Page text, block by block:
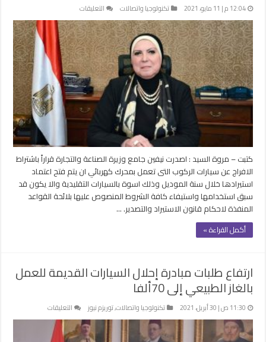
12:04 م | 11 مايو، 2021 تكنولوجيا واتصالات التعليقات
وزيرة
الصناعة
تصدر
قراراً
باشتراطات
الافراج
عن
سيارات
الركوب
الكهربائية
كتبت – مروة السيد : اصدرت نيفين جامع وزيرة الصناعة والتجارة قراراً باشتراط
الافراج عن سيارات الركوب التى تعمل بمحرك كهربائي ان يتم فتح اعتماد
استيرادها خلال سنة الموديل وذلك اسوة بالسيارات التقليدية والا يكون قد
سبق استخدامها واستيفاء كافة الشروط المنصوص عليها بلائحة القواعد
المنفذة لاحكام قانون الاستيراد والتصدير. …
أكمل القراءة »
ارتفاع طلبات مبادرة إحلال السيارات القديمة للعمل
بالغاز الطبيعي إلى 70ألفا
11:30 ص | 30 أبريل، 2021 تكنولوجيا واتصالات,توريزم نيوز التعليقات
ارتفاع